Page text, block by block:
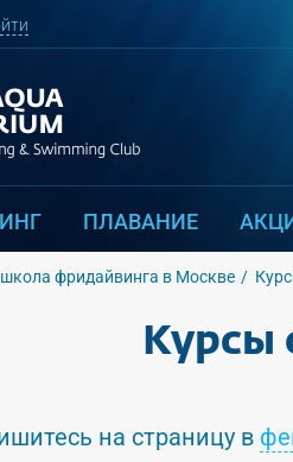
ПЛАВАНИЕ
фридайвинга в Москве
Курсы
на страницу в